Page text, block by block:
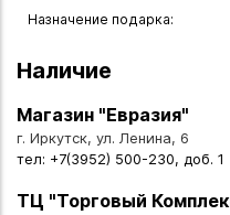
Рекомендации по уходу:
Вы можете купить
ниже магазинах в
заказ в интернет-
Иркутску или
Назначение подарка:
Наличие
Магазин "Евразия"
г. Иркутск, ул. Ленина, 6
тел: +7(3952) 500-230, доб. 1
ТЦ "Торговый